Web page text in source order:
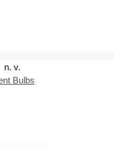
n. v.
Bulbs